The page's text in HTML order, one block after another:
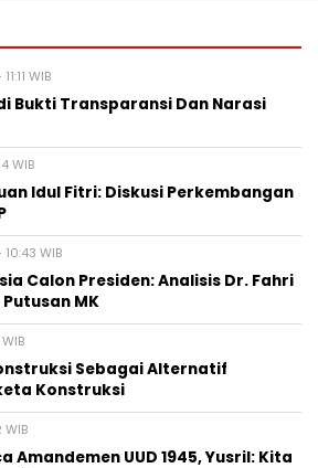
WIB
Bukti Transparansi Dan Narasi
WIB
Idul Fitri: Diskusi Perkembangan
WIB
Calon Presiden: Analisis Dr. Fahri
MK
Sebagai Alternatif
Konstruksi
WIB
Amandemen UUD 1945, Yusril: Kita